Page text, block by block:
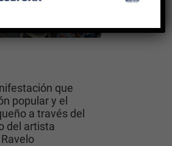
que
popular y el
a través del
del artista